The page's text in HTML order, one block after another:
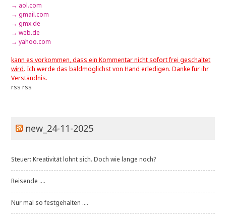
→ aol.com
→ gmail.com
→ gmx.de
→ web.de
→ yahoo.com
kann es vorkommen, dass ein Kommentar nicht sofort frei geschaltet
wird. Ich werde das baldmöglichst von Hand erledigen. Danke für ihr
Verständnis.
rss rss
new_24-11-2025
Steuer: Kreativität lohnt sich. Doch wie lange noch?
Reisende ....
Nur mal so festgehalten ....